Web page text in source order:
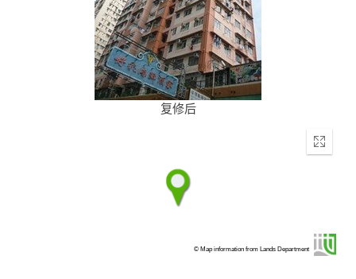
复修后
Enter
© Map information from Lands Department